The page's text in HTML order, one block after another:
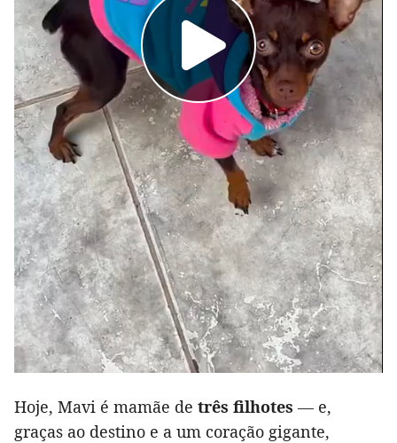
Hoje, Mavi é mamãe de três filhotes — e,
graças ao destino e a um coração gigante,